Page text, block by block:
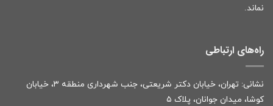
نماند.
راه‌های ارتباطی
نشانی: تهران، خیابان دکتر شریعتی، جنب شهرداری منطقه ۳، خیابان
کوشا، میدان جوانان، پلاک ۵